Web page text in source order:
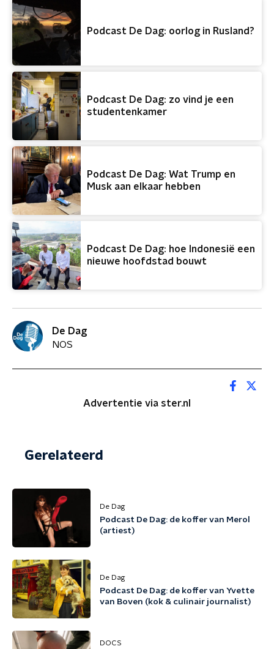
Podcast De Dag: oorlog in Rusland?
Podcast De Dag: zo vind je een
studentenkamer
Podcast De Dag: Wat Trump en
Musk aan elkaar hebben
Podcast De Dag: hoe Indonesië een
nieuwe hoofdstad bouwt
De Dag
NOS
Advertentie via ster.nl
Gerelateerd
De Dag
Podcast De Dag: de koffer van Merol
(artiest)
De Dag
Podcast De Dag: de koffer van Yvette
van Boven (kok & culinair journalist)
DOCS